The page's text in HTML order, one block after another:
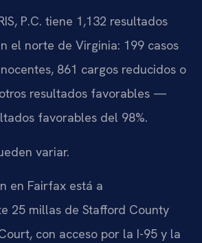
P.C. tiene 1,132 resultados
el norte de Virginia: 199 casos
861 cargos reducidos o
resultados favorables —
favorables del 98%.
variar.
en Fairfax está a
25 millas de Stafford County
con acceso por la I-95 y la